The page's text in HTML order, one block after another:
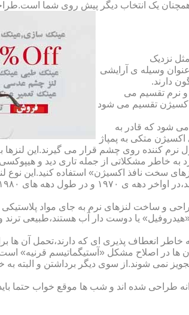
یک انتخاب دیگر پیش روی شما
نزدیک
عنوان وسیله ی آرایشی
دارند.
نرم تقسیم می
تقسیم می شود
شود که قادر به
اکسیژن متکی به پمپاژ
نرم کننده روی چشم قرار می گیرند.این
به خاطر مشکلاتی از جمله تاری دید و
سخت نافذ اکسیژن» استفاده کنید.این
و ساخت لنزهای نرم به جای مواد
یا دوست دار آب هستند،طبیعی
انعطاف پذیری ای که دارند،تحمل آن ها
آن ها در اصلاح مشکل «آستیگماتیسم
نمی شوند.از سوی دیگر برداشتن و
شده اند و شب ها موقع خواب حتما باید